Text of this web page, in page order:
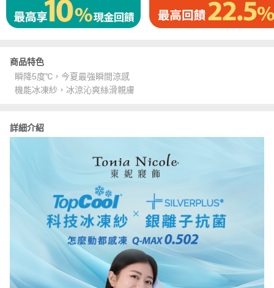
商品特色
瞬降5度℃，今夏最強瞬間涼感
機能冰凍紗，冰涼沁爽絲滑親膚
詳細介紹